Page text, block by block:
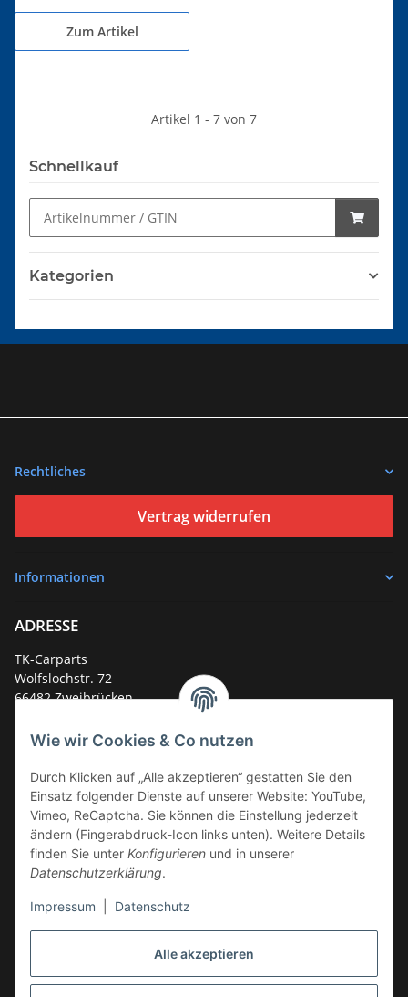
Alle akzeptieren
Wie wir Cookies & Co nutzen
Durch Klicken auf „Alle akzeptieren“ gestatten Sie den
Einsatz folgender Dienste auf unserer Website: YouTube,
Vimeo, ReCaptcha. Sie können die Einstellung jederzeit
ändern (Fingerabdruck-Icon links unten). Weitere Details
finden Sie unter Konfigurieren und in unserer
Datenschutzerklärung.
Impressum Datenschutz
Zum Artikel
Artikel 1 - 7 von 7
Schnellkauf
Kategorien
Rechtliches
Vertrag widerrufen
Informationen
ADRESSE
TK-Carparts
Wolfslochstr. 72
66482 Zweibrücken
Service-Hotline +49 (0)6332 - 48 58 48
E-Mail:mail@tk-carparts.de
Montag-Donnerstag von 13 bis 16 Uhr